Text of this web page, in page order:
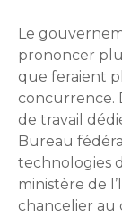
Le
prononcer
que feraient
concurrence.
de travail
Bureau
technologies
ministère de
chancelier au